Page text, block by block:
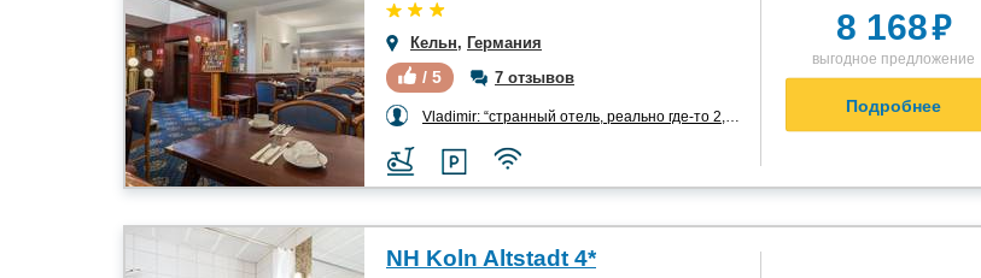
Кельн, Германия
/ 5 7 отзывов
Vladimir: “странный отель, реально где-то 2,5 ...”
8 168₽
выгодное предложение
Подробнее
NH Koln Altstadt 4*